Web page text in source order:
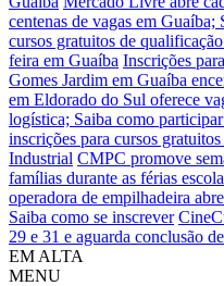
centenas de vagas em
cursos gratuitos de
feira em Guaíba Inscrições
Gomes Jardim em Guaíba
em Eldorado do Sul oferece
logística; Saiba como participar
inscrições para cursos
Industrial CMPC promove
famílias durante as férias
operadora de empilhadeira
Saiba como se inscrever
29 e 31 e aguarda conclusão
EM ALTA
MENU